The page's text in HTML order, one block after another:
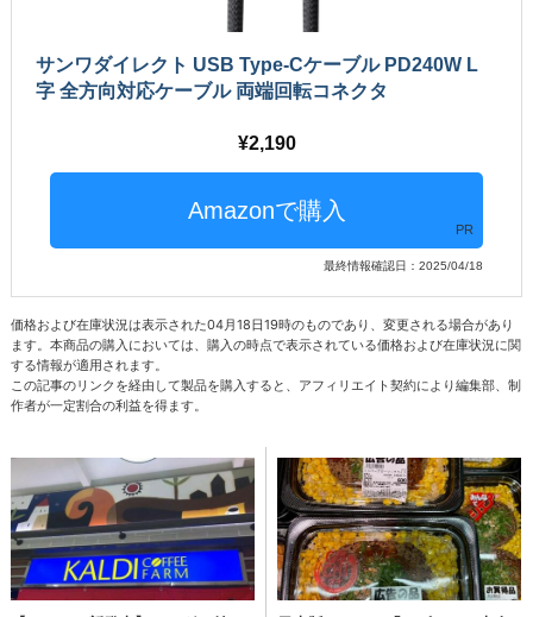
サンワダイレクト USB Type-Cケーブル PD240W L
字 全方向対応ケーブル 両端回転コネクタ
2,190
PR
最終情報確認日：2025/04/18
価格および在庫状況は表示された04月18日19時のものであり、変更される場合があり
ます。本商品の購入においては、購入の時点で表示されている価格および在庫状況に関
する情報が適用されます。
この記事のリンクを経由して製品を購入すると、アフィリエイト契約により編集部、制
作者が一定割合の利益を得ます。